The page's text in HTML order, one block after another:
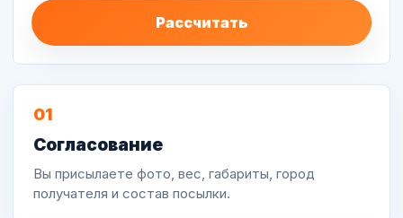
Рассчитать
01
Согласование
Вы присылаете фото, вес, габариты, город
получателя и состав посылки.